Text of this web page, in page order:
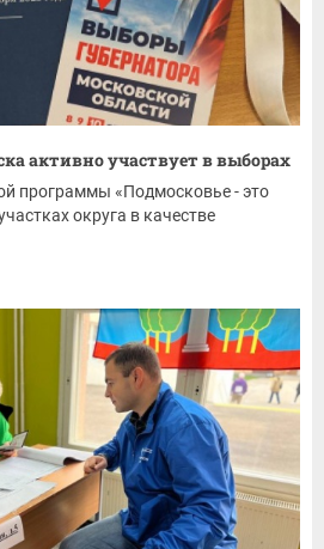
активно участвует в выборах
программы «Подмосковье - это
округа в качестве